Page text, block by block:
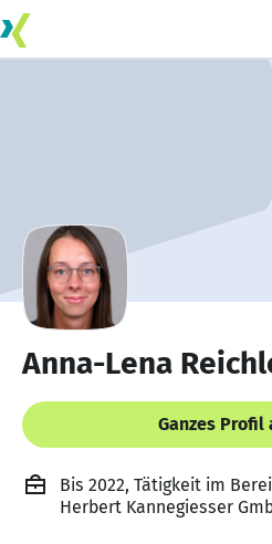
Anna-Lena
Ganzes Profil
Bis 2022, Tätigkeit im
Herbert Kannegiesser